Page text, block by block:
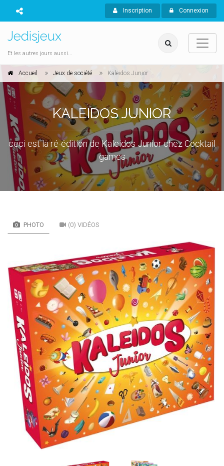
Inscription Connexion
Jedisjeux
Et les autres jours aussi...
Accueil Jeux de société Kaleidos Junior
KALEIDOS JUNIOR
ceci est la ré-édition de Kaleidos Junior chez Cocktail
games
PHOTO (0) VIDÉOS